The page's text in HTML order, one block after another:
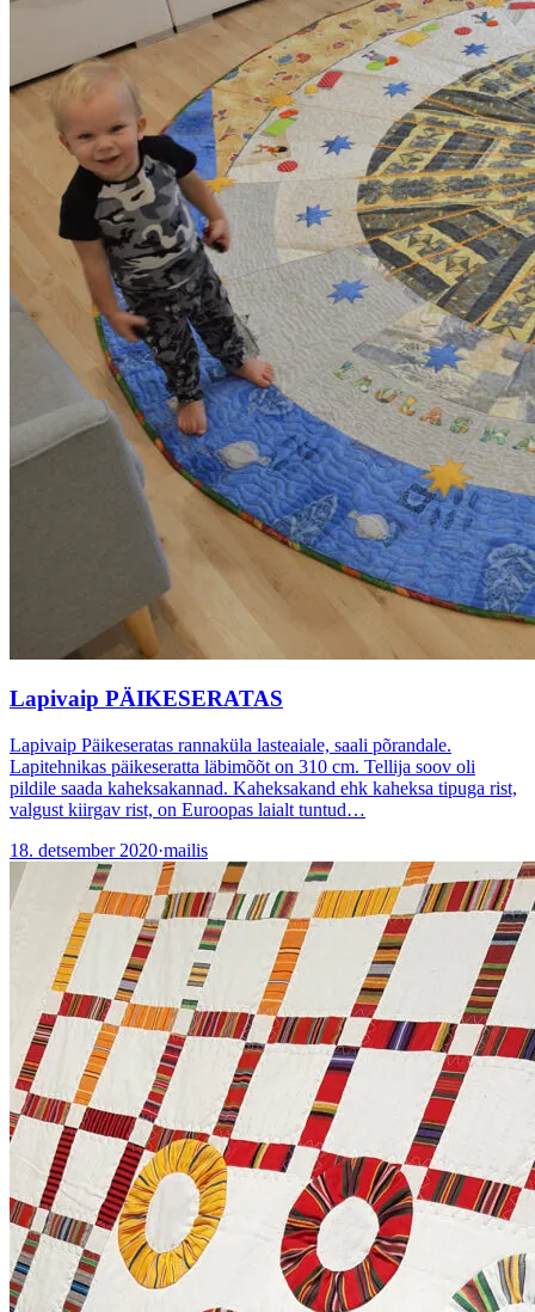
Lapivaip PÄIKESERATAS
Lapivaip Päikeseratas rannaküla lasteaiale, saali põrandale.
Lapitehnikas päikeseratta läbimõõt on 310 cm. Tellija soov oli
pildile saada kaheksakannad. Kaheksakand ehk kaheksa tipuga rist,
valgust kiirgav rist, on Euroopas laialt tuntud…
18. detsember 2020·mailis